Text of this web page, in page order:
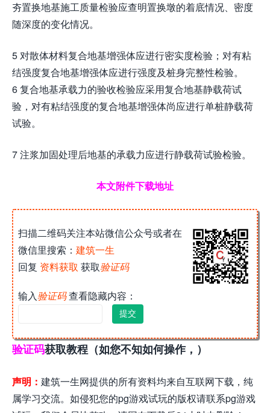
夯置换地基施工质量检验应查明置换墩的着底情况、密度
随深度的变化情况。
5 对散体材料复合地基增强体应进行密实度检验；对有粘
结强度复合地基增强体应进行强度及桩身完整性检验。
6 复合地基承载力的验收检验应采用复合地基静载荷试
验，对有粘结强度的复合地基增强体尚应进行单桩静载荷
试验。
7 注浆加固处理后地基的承载力应进行静载荷试验检验。
本文附件下载地址
扫描二维码关注本站微信公众号或者在
微信里搜索： 建筑一生
回复 资料获取 获取验证码
输入验证码查看隐藏内容：
验证码获取教程（如您不知如何操作，）
声明： 建筑一生网提供的所有资料均来自互联网下载，纯
属学习交流。如侵犯您的pg游戏试玩的版权请联系pg游戏